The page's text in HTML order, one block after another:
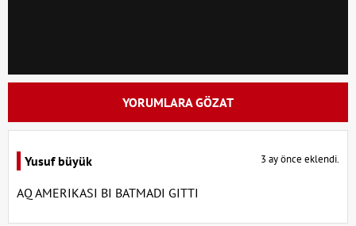
YORUMLARA GÖZAT
Yusuf büyük 3 ay önce eklendi.
AQ AMERIKASI BI BATMADI GITTI